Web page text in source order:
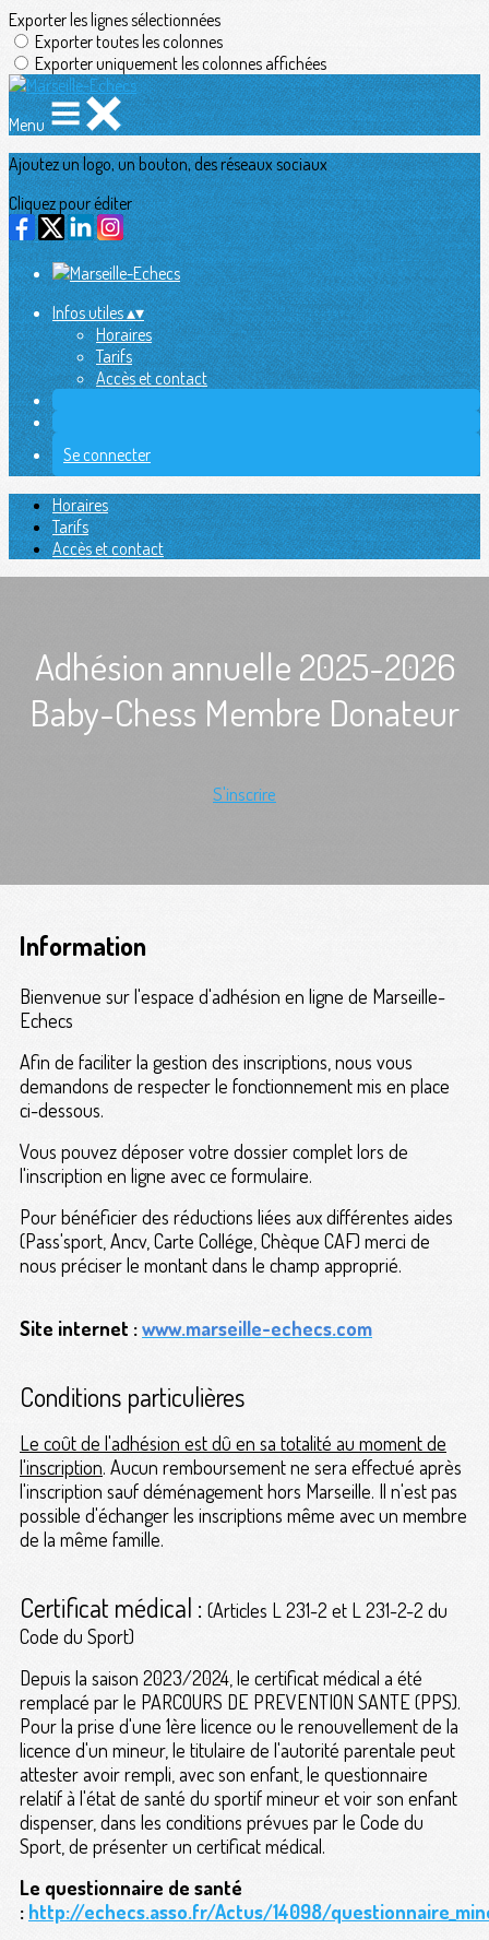
Exporter les lignes sélectionnées
Exporter toutes les colonnes
Exporter uniquement les colonnes affichées
Menu
Ajoutez un logo, un bouton, des réseaux sociaux
Cliquez pour éditer
Infos utiles▴▾
Horaires
Tarifs
Accès et contact
Se connecter
Horaires
Tarifs
Accès et contact
Adhésion annuelle 2025-2026
Baby-Chess Membre Donateur
S'inscrire
Information
Bienvenue sur l'espace d'adhésion en ligne de Marseille-
Echecs
Afin de faciliter la gestion des inscriptions, nous vous
demandons de respecter le fonctionnement mis en place
ci-dessous.
Vous pouvez déposer votre dossier complet lors de
l'inscription en ligne avec ce formulaire.
Pour bénéficier des réductions liées aux différentes aides
(Pass'sport, Ancv, Carte Collége, Chèque CAF) merci de
nous préciser le montant dans le champ approprié.
Site internet :www.marseille-echecs.com
Conditions particulières
Le coût de l'adhésion est dû en sa totalité au moment de
l'inscription. Aucun remboursement ne sera effectué après
l'inscription sauf déménagement hors Marseille. Il n'est pas
possible d'échanger les inscriptions même avec un membre
de la même famille.
Certificat médical : (Articles L 231-2 et L 231-2-2 du
Code du Sport)
Depuis la saison 2023/2024, le certificat médical a été
remplacé par le PARCOURS DE PREVENTION SANTE (PPS).
Pour la prise d'une 1ère licence ou le renouvellement de la
licence d'un mineur, le titulaire de l'autorité parentale peut
attester avoir rempli, avec son enfant, le questionnaire
relatif à l'état de santé du sportif mineur et voir son enfant
dispenser, dans les conditions prévues par le Code du
Sport, de présenter un certificat médical.
Le questionnaire de santé
: http://echecs.asso.fr/Actus/14098/